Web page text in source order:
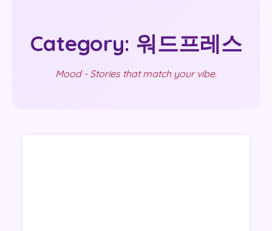
Category: 워드프레스
Mood - Stories that match your vibe.